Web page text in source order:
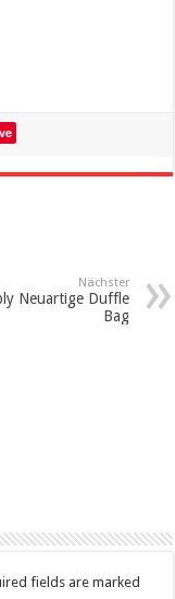
Nächster
Neuartige Duffle
Bag
fields are marked